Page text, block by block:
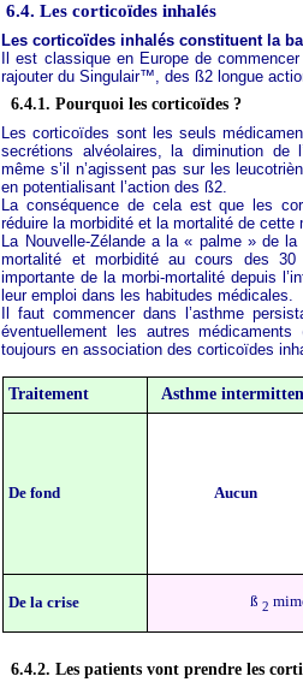
6.4. Les corticoïdes inhalés
Les corticoïdes inhalés constituent la
Il est classique en Europe de
rajouter du Singulair™, des ß2 longue
6.4.1. Pourquoi les corticoïdes ?
Les corticoïdes sont les seuls
secrétions alvéolaires, la diminution de
même s’il n’agissent pas sur les
en potentialisant l’action des ß2.
La conséquence de cela est que les
réduire la morbidité et la mortalité de cette
La Nouvelle-Zélande a la « palme » de
mortalité et morbidité au cours des 30
importante de la morbi-mortalité depuis
leur emploi dans les habitudes médicales.
Il faut commencer dans l’asthme
éventuellement les autres
toujours en association des corticoïdes
Traitement Asthme
De fond Aucun
De la crise ß 2
6.4.2. Les patients vont prendre les